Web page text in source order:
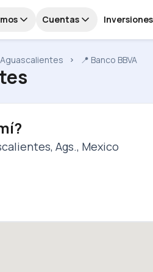
Cuentas Inversiones
📍 Banco BBVA
Ags., Mexico